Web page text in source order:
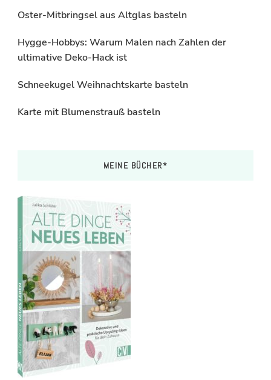
Oster-Mitbringsel aus Altglas basteln
Hygge-Hobbys: Warum Malen nach Zahlen der
ultimative Deko-Hack ist
Schneekugel Weihnachtskarte basteln
Karte mit Blumenstrauß basteln
MEINE BÜCHER*